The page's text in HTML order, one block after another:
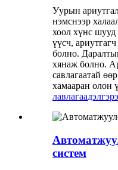
Уурын
нэмснээр
хоол хүнс шууд
үүсч,
болно.
хянаж болно.
савлагаатай
хамааран олон
лавлагаа
систем